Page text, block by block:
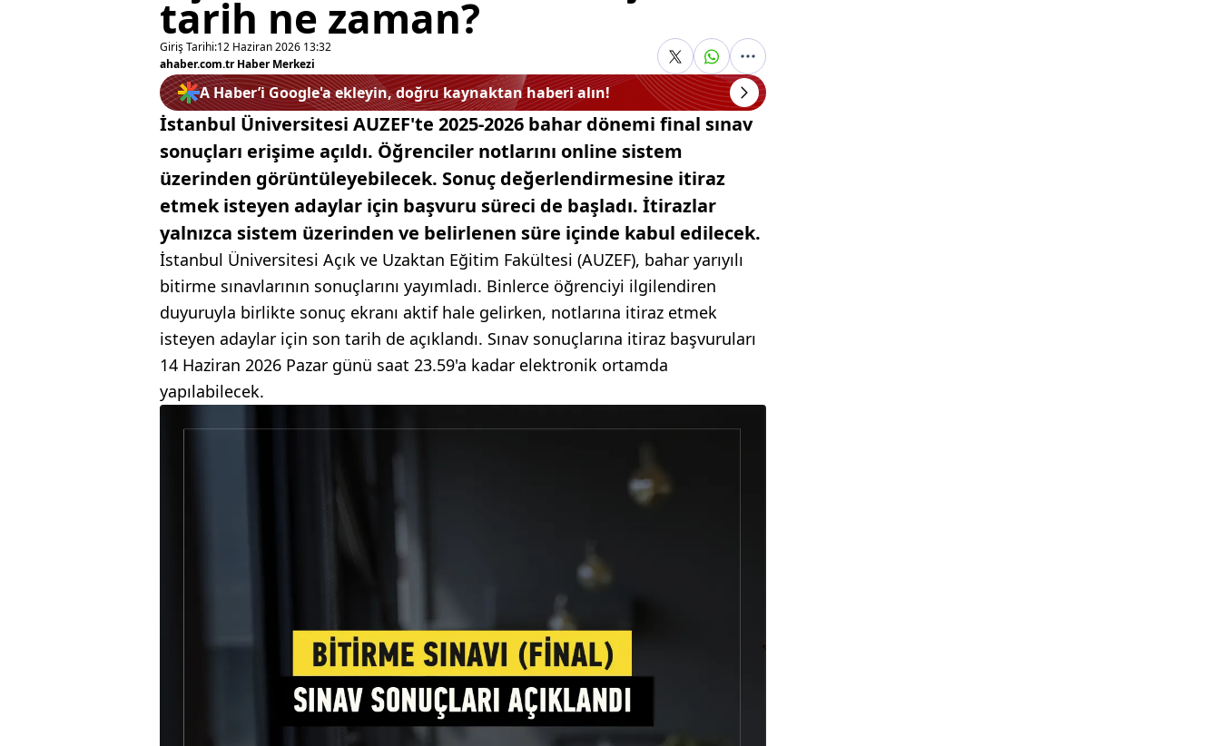
tarih ne zaman?
Giriş Tarihi:12 Haziran 2026 13:32
ahaber.com.tr Haber Merkezi
A Haber’i Google'a ekleyin, doğru kaynaktan haberi alın!
İstanbul Üniversitesi AUZEF'te 2025-2026 bahar dönemi final sınav
sonuçları erişime açıldı. Öğrenciler notlarını online sistem
üzerinden görüntüleyebilecek. Sonuç değerlendirmesine itiraz
etmek isteyen adaylar için başvuru süreci de başladı. İtirazlar
yalnızca sistem üzerinden ve belirlenen süre içinde kabul edilecek.
İstanbul Üniversitesi Açık ve Uzaktan Eğitim Fakültesi (AUZEF), bahar yarıyılı
bitirme sınavlarının sonuçlarını yayımladı. Binlerce öğrenciyi ilgilendiren
duyuruyla birlikte sonuç ekranı aktif hale gelirken, notlarına itiraz etmek
isteyen adaylar için son tarih de açıklandı. Sınav sonuçlarına itiraz başvuruları
14 Haziran 2026 Pazar günü saat 23.59'a kadar elektronik ortamda
yapılabilecek.